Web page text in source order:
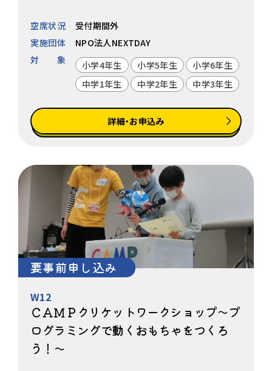
空席状況
受付期間外
実施団体
NPO法人NEXTDAY
対象
小学4年生 小学5年生
小学6年生
中学1年生
中学2年生 中学3年生
詳細・お申込み
要事前申し込み
W12
ＣＡＭＰクリケットワークショップ～プ
ログラミングで動くおもちゃをつくろ
う！～